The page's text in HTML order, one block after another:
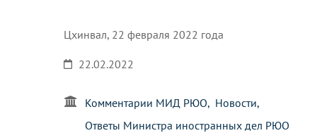
Цхинвал, 22 февраля 2022 года
22.02.2022
Комментарии МИД РЮО
Новости
Ответы Министра иностранных дел РЮО